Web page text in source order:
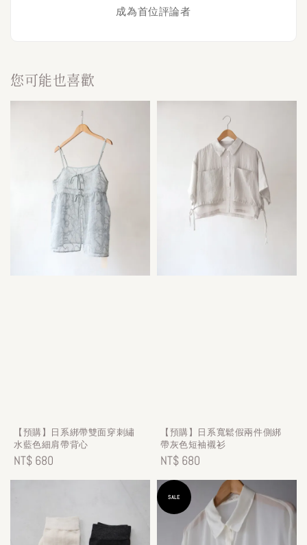
成為首位評論者
您可能也喜歡
【預購】日系綁帶雙面穿刺繡
水藍色細肩帶背心
Regular
price
NT$ 680
【預購】日系寬鬆假兩件側綁
帶灰色短袖襯衫
Regular
price
NT$ 680
SALE